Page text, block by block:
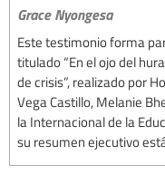
Grace Nyongesa
Este testimonio forma
titulado “En el ojo del
de crisis”, realizado por
Vega Castillo, Melanie
la Internacional de la
su resumen ejecutivo